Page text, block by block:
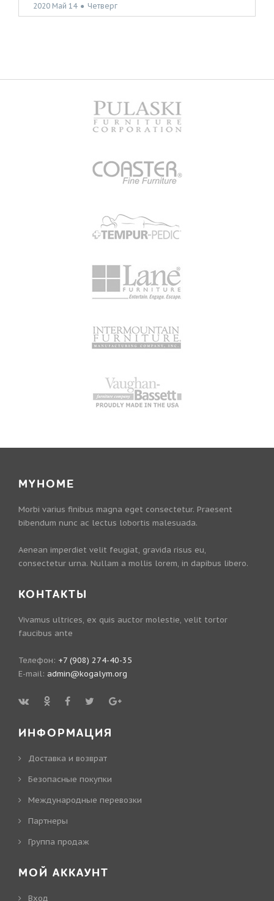
2020 Май 14 ● Четверг
MYHOME
Morbi varius finibus magna eget consectetur. Praesent
bibendum nunc ac lectus lobortis malesuada.
Aenean imperdiet velit feugiat, gravida risus eu,
consectetur urna. Nullam a mollis lorem, in dapibus libero.
КОНТАКТЫ
Vivamus ultrices, ex quis auctor molestie, velit tortor
faucibus ante
Телефон: +7 (908) 274-40-35
E-mail: admin@kogalym.org
ИНФОРМАЦИЯ
Доставка и возврат
Безопасные покупки
Международные перевозки
Партнеры
Группа продаж
МОЙ АККАУНТ
Вход